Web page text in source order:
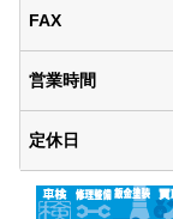
FAX
営業時間
定休日